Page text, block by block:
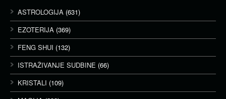
ASTROLOGIJA (631)
EZOTERIJA (369)
FENG SHUI (132)
ISTRAŽIVANJE SUDBINE (66)
KRISTALI (109)